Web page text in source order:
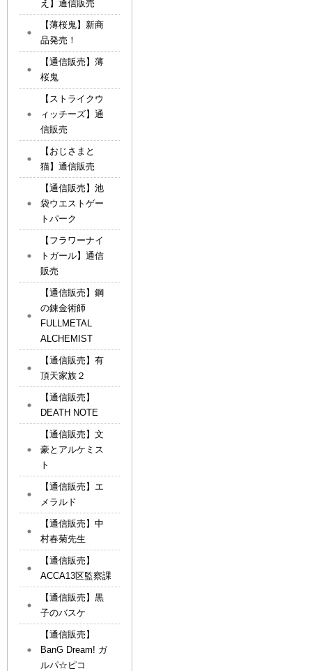
え】通信販売
【薄桜鬼】新商
品発売！
【通信販売】薄
桜鬼
【ストライクウ
ィッチーズ】通
信販売
【おじさまと
猫】通信販売
【通信販売】池
袋ウエストゲー
トパーク
【フラワーナイ
トガール】通信
販売
【通信販売】鋼
の錬金術師
FULLMETAL
ALCHEMIST
【通信販売】有
頂天家族２
【通信販売】
DEATH NOTE
【通信販売】文
豪とアルケミス
ト
【通信販売】エ
メラルド
【通信販売】中
村春菊先生
【通信販売】
ACCA13区監察課
【通信販売】黒
子のバスケ
【通信販売】
BanG Dream! ガ
ルパ☆ピコ